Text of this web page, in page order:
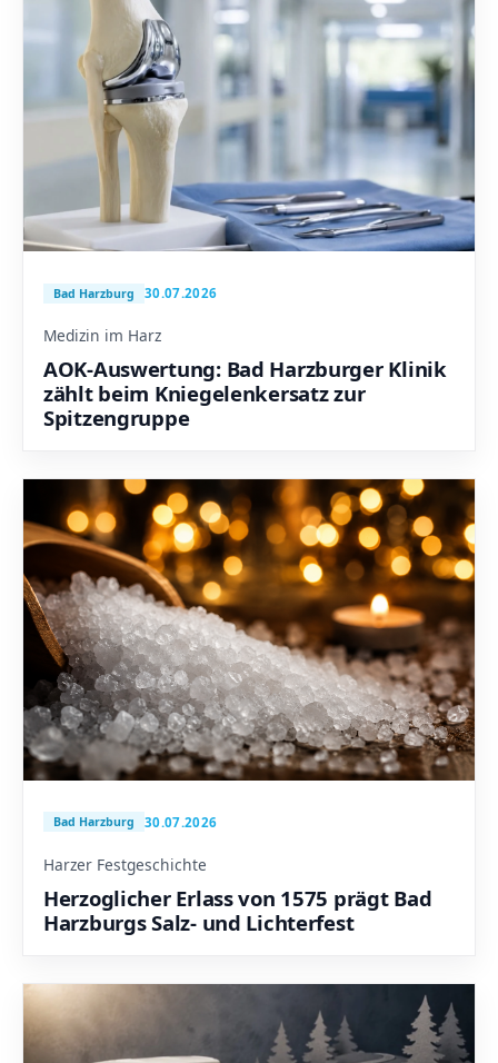
Bad Harzburg 30.07.2026
Medizin im Harz
AOK-Auswertung: Bad Harzburger Klinik
zählt beim Kniegelenkersatz zur
Spitzengruppe
Bad Harzburg 30.07.2026
Harzer Festgeschichte
Herzoglicher Erlass von 1575 prägt Bad
Harzburgs Salz- und Lichterfest